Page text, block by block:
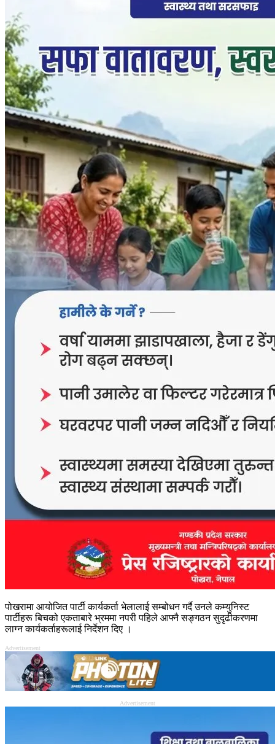
पोखरामा आयोजित पार्टी कार्यकर्ता भेलालाई सम्बोधन गर्दै उनले कम्युनिस्ट
पार्टीहरू बिचको एकताबारे भ्रममा नपरी पहिले आफ्नै सङ्गठन सुदृढीकरणमा
लाग्न कार्यकर्ताहरूलाई निर्देशन दिए ।
Advertisement
Advertisement